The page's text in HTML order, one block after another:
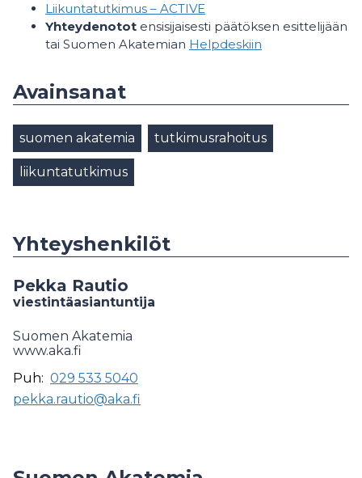
Liikuntatutkimus – ACTIVE
Yhteydenotot ensisijaisesti päätöksen esittelijään
tai Suomen Akatemian Helpdeskiin
Avainsanat
suomen akatemia tutkimusrahoitus
liikuntatutkimus
Yhteyshenkilöt
Pekka Rautio
viestintäasiantuntija
Suomen Akatemia
www.aka.fi
Puh: 029 533 5040
pekka.rautio@aka.fi